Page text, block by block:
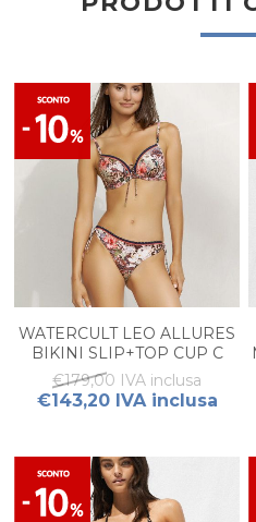
WATERCULT LEO ALLURES
BIKINI SLIP+TOP CUP C
€179,00 IVA inclusa
€143,20 IVA inclusa